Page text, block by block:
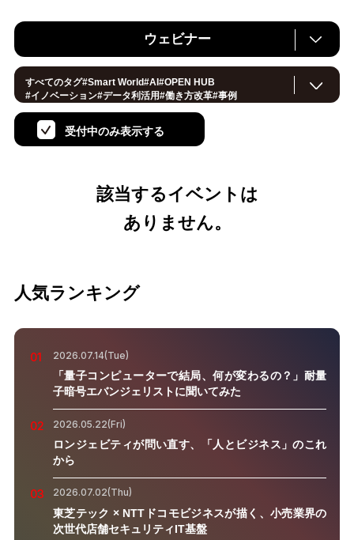
ウェビナー
すべてのタグ#Smart World#AI#OPEN HUB
#イノベーション#データ利活用#働き方改革#事例
環境・エネルギー IoT#
スマートシティ
地方創生#製造#小売・流通# ロボティクス
#デジタルツイン#5G#スマートファクトリー
サプライチェーン #孤独 #宇宙
受付中のみ表示する
該当するイベントは
ありません。
人気ランキング
01 2026.07.14(Tue)
「量子コンピューターで結局、何が変わるの？」耐量
子暗号エバンジェリストに聞いてみた
02 2026.05.22(Fri)
ロンジェビティが問い直す、「人とビジネス」のこれ
から
03 2026.07.02(Thu)
東芝テック × NTTドコモビジネスが描く、小売業界の
次世代店舗セキュリティIT基盤